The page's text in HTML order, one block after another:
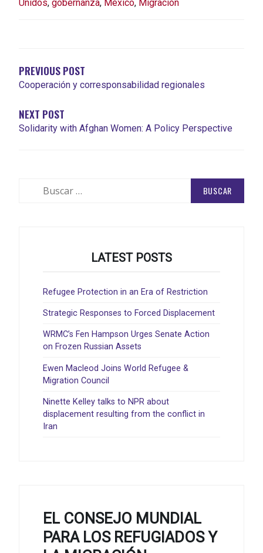
Unidos, gobernanza, México, Migración
ENTRADAS
PREVIOUS POST
Cooperación y corresponsabilidad regionales
NEXT POST
Solidarity with Afghan Women: A Policy Perspective
LATEST POSTS
Refugee Protection in an Era of Restriction
Strategic Responses to Forced Displacement
WRMC’s Fen Hampson Urges Senate Action
on Frozen Russian Assets
Ewen Macleod Joins World Refugee &
Migration Council
Ninette Kelley talks to NPR about
displacement resulting from the conflict in
Iran
EL CONSEJO MUNDIAL
PARA LOS REFUGIADOS Y